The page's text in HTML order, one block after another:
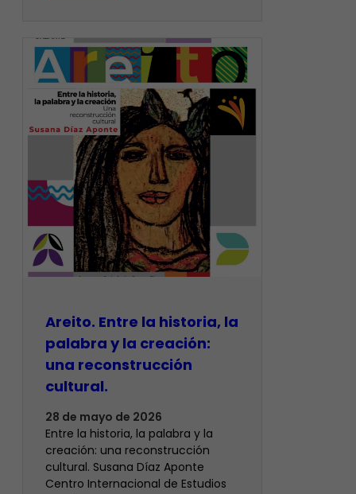
Areito. Entre la historia, la
palabra y la creación:
una reconstrucción
cultural.
28 de mayo de 2026
Entre la historia, la palabra y la
creación: una reconstrucción
cultural. Susana Díaz Aponte
Centro Internacional de Estudios